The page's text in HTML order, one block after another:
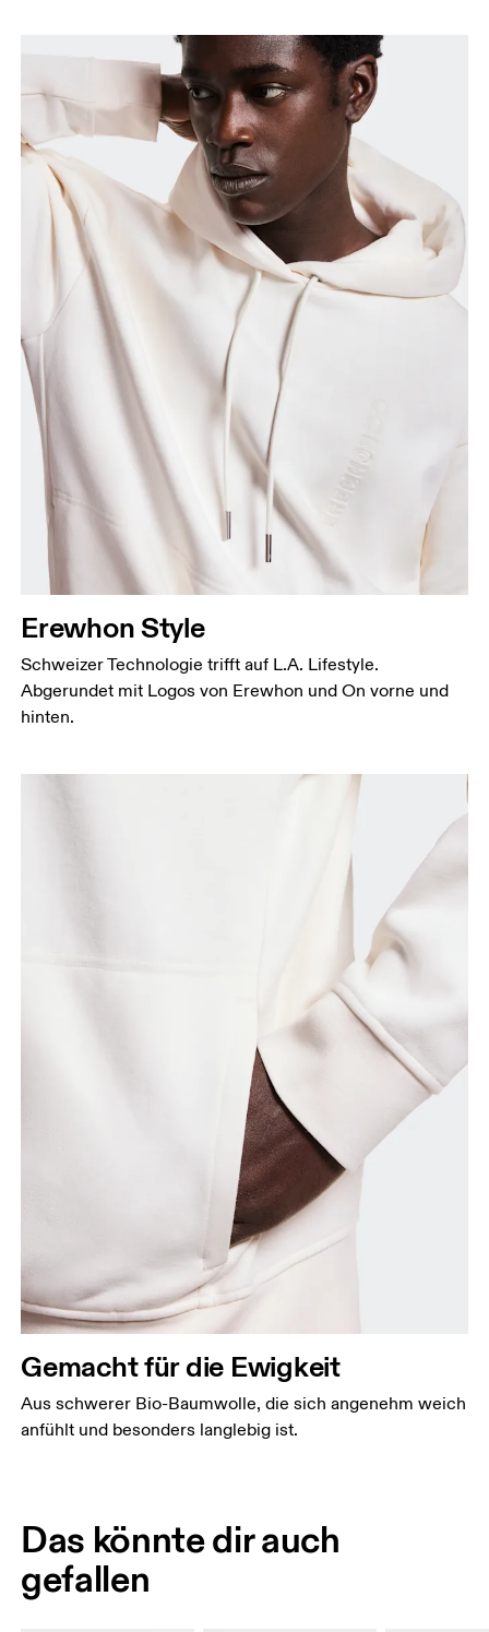
Erewhon Style
Schweizer Technologie trifft auf L.A. Lifestyle.
Abgerundet mit Logos von Erewhon und On vorne und
hinten.
Gemacht für die Ewigkeit
Aus schwerer Bio-Baumwolle, die sich angenehm weich
anfühlt und besonders langlebig ist.
Das könnte dir auch
gefallen